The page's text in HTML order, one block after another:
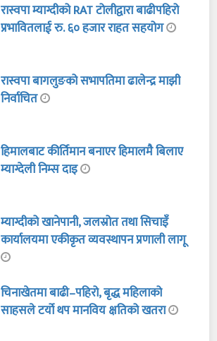
रास्वपा म्याग्दीको RAT टोलीद्वारा बाढीपहिरो
प्रभावितलाई रु. ६० हजार राहत सहयोग
रास्वपा बागलुङको सभापतिमा ढालेन्द्र माझी
निर्वाचित
हिमालबाट कीर्तिमान बनाएर हिमालमै बिलाए
म्याग्देली निम्स दाइ
म्याग्दीको खानेपानी, जलस्रोत तथा सिचाइँ
कार्यालयमा एकीकृत व्यवस्थापन प्रणाली लागू
चिनाखेतमा बाढी–पहिरो, बृद्ध महिलाको
साहसले टर्यो थप मानविय क्षतिको खतरा